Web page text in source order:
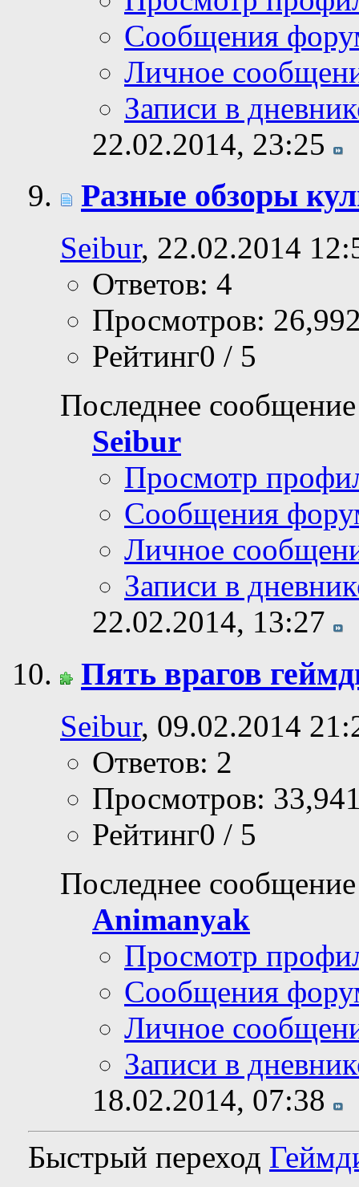
Сообщения
Личное
Записи в
22.02.2014, 23:25
Разные обзоры
Seibur, 22.02.2014
Ответов: 4
Просмотров:
Рейтинг0 / 5
Последнее
Seibur
Просмотр
Сообщения
Личное
Записи в
22.02.2014, 13:27
Пять врагов
Seibur, 09.02.2014
Ответов: 2
Просмотров:
Рейтинг0 / 5
Последнее
Animanyak
Просмотр
Сообщения
Личное
Записи в
18.02.2014, 07:38
Быстрый переход